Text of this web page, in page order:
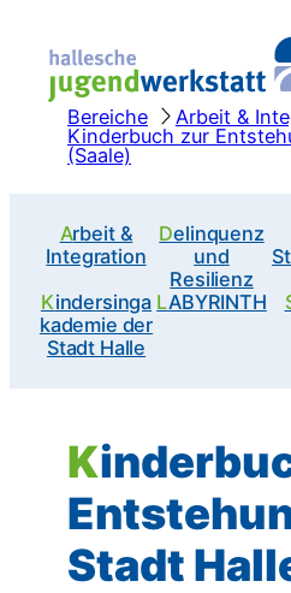
Inhalt
springenBereiche
Arbeit &
Kinderbuch zur
(Saale)
Arbeit &
Integration
Delinquenz
und
Resilienz
Kindersinga
kademie der
Stadt Halle
LABYRINTH
Kinderbuch zur
Stadt